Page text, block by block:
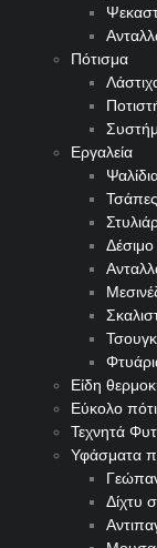
Πότισμα
Εργαλεία
Τσάπες
Είδη
Εύκολο
Τεχνητά
Υφάσματα
Δίχτυ